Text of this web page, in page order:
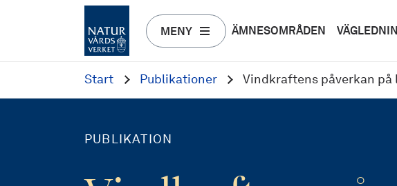
MENY ÄMNESOMRÅDEN
Start Publikationer Vindkraftens påverkan på
PUBLIKATION